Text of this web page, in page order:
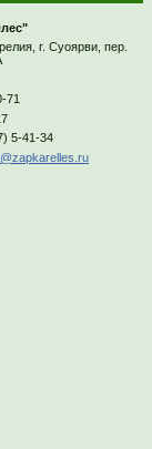
г. Суоярви, пер.
71
5-41-34